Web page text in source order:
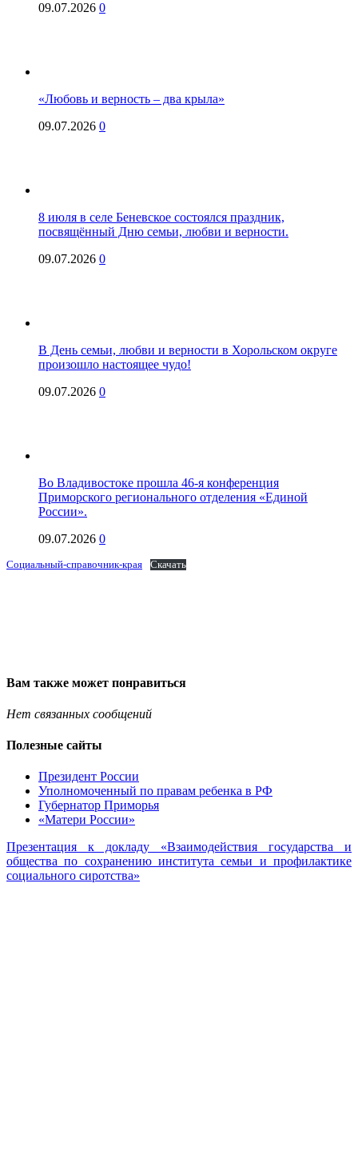
09.07.2026 0
«Любовь и верность – два крыла»
09.07.2026 0
8 июля в селе Беневское состоялся праздник,
посвящённый Дню семьи, любви и верности.
09.07.2026 0
В День семьи, любви и верности в Хорольском округе
произошло настоящее чудо!
09.07.2026 0
Во Владивостоке прошла 46-я конференция
Приморского регионального отделения «Единой
России».
09.07.2026 0
Социальный-справочник-края Скачать
Вам также может понравиться
Нет связанных сообщений
Полезные сайты
Президент России
Уполномоченный по правам ребенка в РФ
Губернатор Приморья
«Матери России»
Презентация к докладу «Взаимодействия государства и
общества по сохранению института семьи и профилактике
социального сиротства»